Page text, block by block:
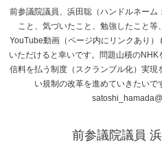
前参議院議員、浜田聡（ハンドルネー
こと、気づいたこと、勉強したこと等
YouTube動画（ページ内にリンクあり
いただけると幸いです。問題山積の
信料を払う制度（スクランブル化）実
い規制の改革を進めていきたい
前参議院議員